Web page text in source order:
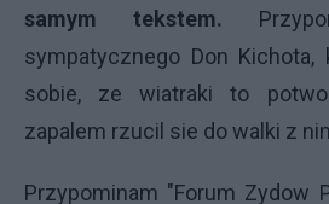
samym tekstem.
sympatycznego Don Kichota,
sobie, ze wiatraki to
zapalem rzucil sie do walki z
Przypominam "Forum Zydow